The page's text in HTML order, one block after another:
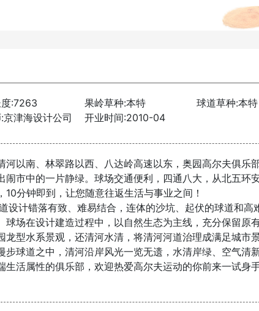
:7263 果岭草种:本特
球道草种:本特
京津海设计公司 开业时间:2010-04
河以南、林翠路以西、八达岭高速以东，奥园高尔夫俱乐
闹市中的一片静绿。球场交通便利，四通八大，从北五环
分钟即到，让您随意往返生活与事业之间！
设计错落有致、难易结合，连体的沙坑、起伏的球道和高
球场在设计建造过程中，以自然生态为主线，充分保留原
龙型水系景观，还清河水清，将清河河道治理成满足城市
步球道之中，清河沿岸风光一览无遗，水清岸绿、空气清
活属性的俱乐部，欢迎热爱高尔夫运动的你前来一试身手